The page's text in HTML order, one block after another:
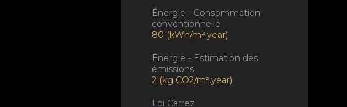
Énergie - Consommation
conventionnelle
80 (kWh/m².year)
Énergie - Estimation des
émissions
2 (kg CO2/m².year)
Loi Carrez